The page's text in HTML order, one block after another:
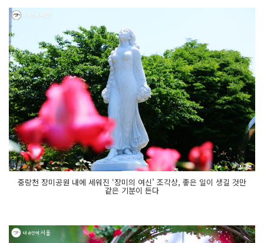
중랑천 장미공원 내에 세워진 ‘장미의 여신’ 조각상, 좋은 일이 생길 것만
같은 기분이 든다